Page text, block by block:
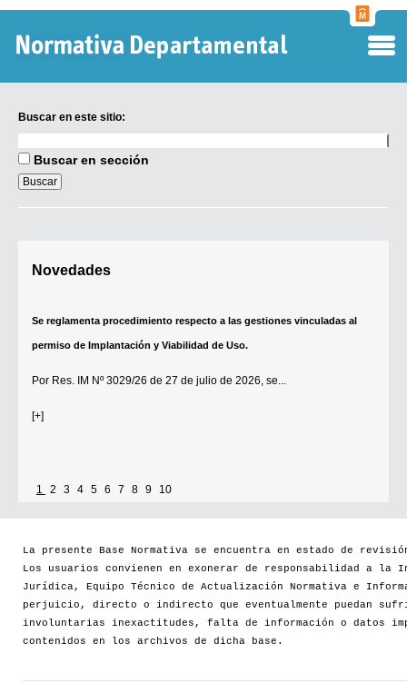
Buscar en este sitio:
en
sitio:
Buscar en sección
Novedades
Se reglamenta procedimiento respecto a las gestiones vinculadas al
permiso de Implantación y Viabilidad de Uso.
Por Res. IM Nº 3029/26 de 27 de julio de 2026, se...
[+]
1 2 3 4 5 6 7 8 9 10
La presente Base Normativa se encuentra en estado de
Los usuarios convienen en exonerar de responsabilidad a la
Jurídica, Equipo Técnico de Actualización Normativa e
perjuicio, directo o indirecto que eventualmente puedan
involuntarias inexactitudes, falta de información o datos
contenidos en los archivos de dicha base.